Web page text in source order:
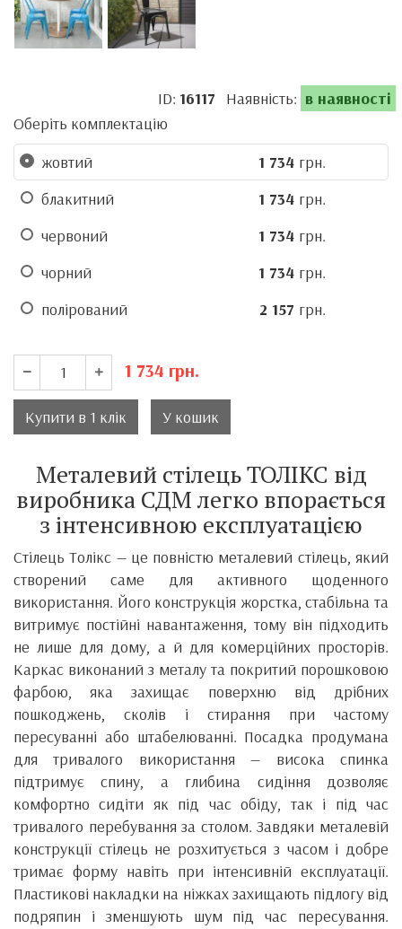
ID: 16117 Наявність: в наявності
Оберіть комплектацію
жовтий
1 734 грн.
блакитний
1 734 грн.
червоний
1 734 грн.
чорний
1 734 грн.
полірований
2 157 грн.
1 734 грн.
Купити в 1 клік У кошик
Металевий стілець ТОЛІКС від
виробника СДМ легко впорається
з інтенсивною експлуатацією
Стілець Толікс — це повністю металевий стілець, який
створений саме для активного щоденного
використання. Його конструкція жорстка, стабільна та
витримує постійні навантаження, тому він підходить
не лише для дому, а й для комерційних просторів.
Каркас виконаний з металу та покритий порошковою
фарбою, яка захищає поверхню від дрібних
пошкоджень, сколів і стирання при частому
пересуванні або штабелюванні. Посадка продумана
для тривалого використання — висока спинка
підтримує спину, а глибина сидіння дозволяє
комфортно сидіти як під час обіду, так і під час
тривалого перебування за столом. Завдяки металевій
конструкції стілець не розхитується з часом і добре
тримає форму навіть при інтенсивній експлуатації.
Пластикові накладки на ніжках захищають підлогу від
подряпин і зменшують шум під час пересування.